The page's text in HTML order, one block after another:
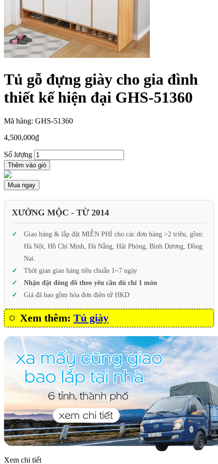
Tủ gỗ đựng giày cho gia đình
thiết kế hiện đại GHS-51360
Mã hàng: GHS-51360
4,500,000₫
Số lượng
Thêm vào giỏ
Mua ngay
XƯỞNG MỘC - TỪ 2014
Giao hàng & lắp đặt MIỄN PHÍ cho các đơn hàng >2 triệu, gồm:
Hà Nội, Hồ Chí Minh, Đà Nẵng, Hải Phòng, Bình Dương, Đồng
Nai.
Thời gian giao hàng tiêu chuẩn 1~7 ngày
Nhận đặt đóng đồ theo yêu cầu dù chỉ 1 món
Giá đã bao gồm hóa đơn điện tử HKD
Xem thêm: Tủ giày
Xem chi tiết